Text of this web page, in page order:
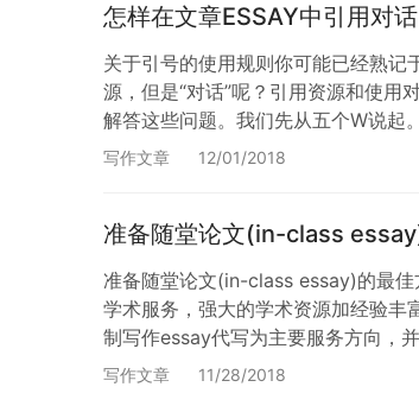
怎样在文章ESSAY中引用对
关于引号的使用规则你可能已经熟
源，但是“对话”呢？引用资源和使
解答这些问题。我们先从五个W说
解对话？ 对话：是什么？不是什么？
写作文章 12/01/2018
准备随堂论文(in-class
准备随堂论文(in-class essay)的最佳
学术服务，强大的学术资源加经验丰
制写作essay代写为主要服务方向，
和论文润色服务，以求各位朋友…
写作文章 11/28/2018